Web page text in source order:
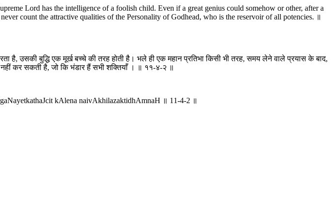
Lord has the intelligence of a foolish child. Even if a great genius could somehow or other, after a
count the attractive qualities of the Personality of Godhead, who is the reservoir of all potencies. ॥
है, उसकी बुद्धि एक मूर्ख बच्चे की तरह होती है। भले ही एक महान प्रतिभा किसी भी तरह, समय लेने वाले प्रयास के बाद,
कर सकती है, जो कि भंडार हैं सभी शक्तियाँ । ॥ ११-४-२ ॥
kAlena naivAkhilazaktidhAmnaH ॥ 11-4-2 ॥